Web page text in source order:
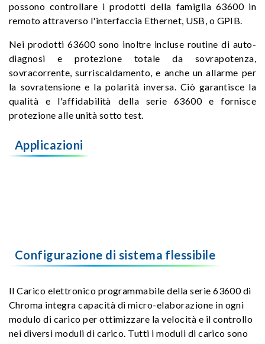
possono controllare i prodotti della famiglia 63600 in
remoto attraverso l'interfaccia Ethernet, USB, o GPIB.
Nei prodotti 63600 sono inoltre incluse routine di auto-
diagnosi e protezione totale da sovrapotenza,
sovracorrente, surriscaldamento, e anche un allarme per
la sovratensione e la polarità inversa. Ciò garantisce la
qualità e l'affidabilità della serie 63600 e fornisce
protezione alle unità sotto test.
Applicazioni
Configurazione di sistema flessibile
Il Carico elettronico programmabile della serie 63600 di
Chroma integra capacità di micro-elaborazione in ogni
modulo di carico per ottimizzare la velocità e il controllo
nei diversi moduli di carico. Tutti i moduli di carico sono